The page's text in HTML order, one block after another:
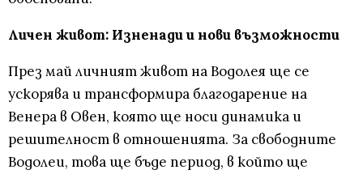
Личен живот: Изненади и нови възможности
През май личният живот на Водолея ще се
ускорява и трансформира благодарение на
Венера в Овен, която ще носи динамика и
решителност в отношенията. За свободните
Водолеи, това ще бъде период, в който ще